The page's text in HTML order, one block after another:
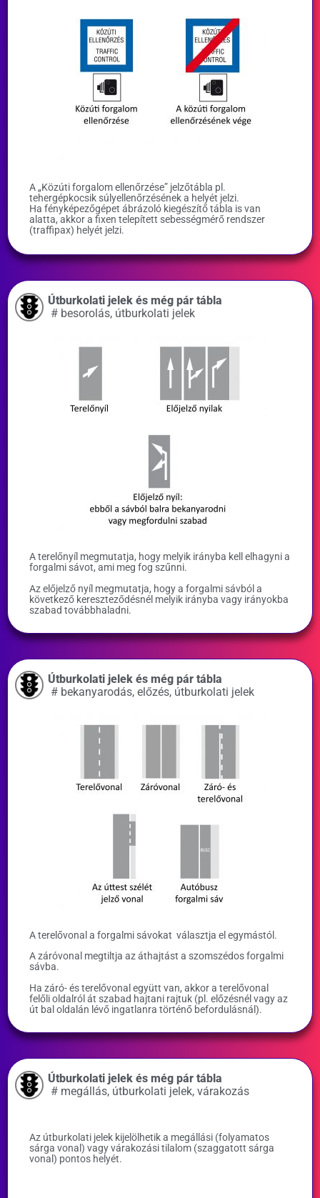
A „Közúti forgalom ellenőrzése” jelzőtábla pl.
tehergépkocsik súlyellenőrzésének a helyét jelzi.
Ha fényképezőgépet ábrázoló kiegészítő tábla is van
alatta, akkor a fixen telepített sebességmérő rendszer
(traffipax) helyét jelzi.
Útburkolati jelek és még pár tábla
# besorolás, útburkolati jelek
A terelőnyíl megmutatja, hogy melyik irányba kell elhagyni a
forgalmi sávot, ami meg fog szűnni.
Az előjelző nyíl megmutatja, hogy a forgalmi sávból a
következő kereszteződésnél melyik irányba vagy irányokba
szabad továbbhaladni.
Útburkolati jelek és még pár tábla
# bekanyarodás, előzés, útburkolati jelek
A terelővonal a forgalmi sávokat választja el egymástól.
A záróvonal megtiltja az áthajtást a szomszédos forgalmi
sávba.
Ha záró- és terelővonal együtt van, akkor a terelővonal
felőli oldalról át szabad hajtani rajtuk (pl. előzésnél vagy az
út bal oldalán lévő ingatlanra történő befordulásnál).
Útburkolati jelek és még pár tábla
# megállás, útburkolati jelek, várakozás
Az útburkolati jelek kijelölhetik a megállási (folyamatos
sárga vonal) vagy várakozási tilalom (szaggatott sárga
vonal) pontos helyét.